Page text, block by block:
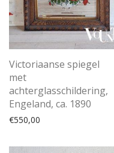
Victoriaanse spiegel
met
achterglasschildering,
Engeland, ca. 1890
€550,00